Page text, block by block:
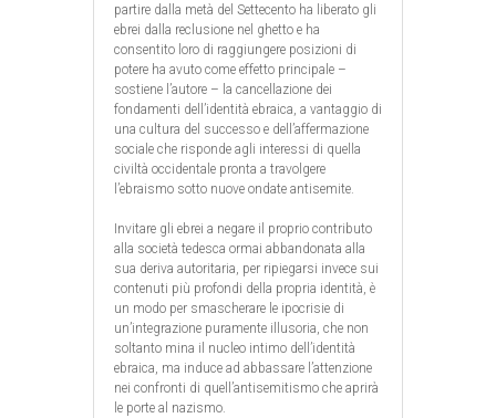
partire dalla metà del Settecento ha liberato gli
ebrei dalla reclusione nel ghetto e ha
consentito loro di raggiungere posizioni di
potere ha avuto come effetto principale –
sostiene l’autore – la cancellazione dei
fondamenti dell’identità ebraica, a vantaggio di
una cultura del successo e dell’affermazione
sociale che risponde agli interessi di quella
civiltà occidentale pronta a travolgere
l’ebraismo sotto nuove ondate antisemite.
Invitare gli ebrei a negare il proprio contributo
alla società tedesca ormai abbandonata alla
sua deriva autoritaria, per ripiegarsi invece sui
contenuti più profondi della propria identità, è
un modo per smascherare le ipocrisie di
un’integrazione puramente illusoria, che non
soltanto mina il nucleo intimo dell’identità
ebraica, ma induce ad abbassare l’attenzione
nei confronti di quell’antisemitismo che aprirà
le porte al nazismo.